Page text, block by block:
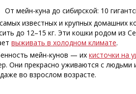
От мейн-куна до сибирской: 10
известных и крупных домашних
до 12–15 кг. Эти кошки родом из
выживать в холодном климате.
мейн-кунов — ихкисточки на
Они прекрасно уживаются с
даже во взрослом возрасте.